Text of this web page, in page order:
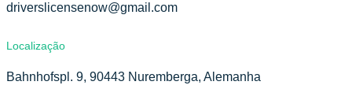
driverslicensenow@gmail.com
Localização
Bahnhofspl. 9, 90443 Nuremberga, Alemanha